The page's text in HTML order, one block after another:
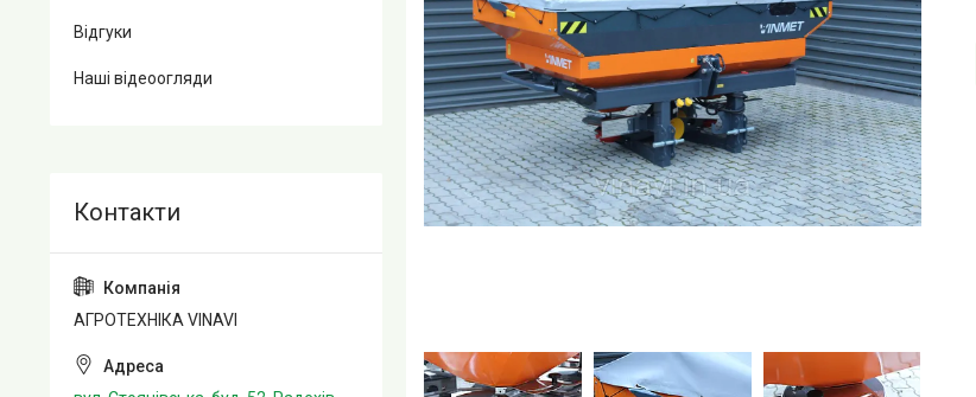
Відгуки
Наші відеоогляди
АГРОТЕХНІКА VINAVI